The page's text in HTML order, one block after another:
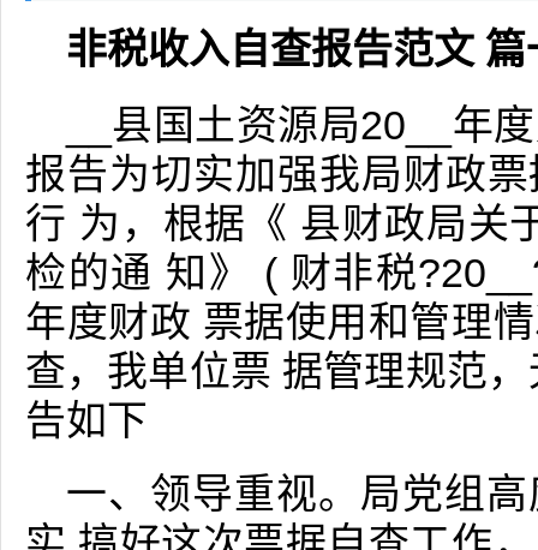
非税收入自查报告范文 篇
__县国土资源局20__年
报告为切实加强我局财政
行 为，根据《 县财政局关
检的通 知》 ( 财非税
年度财政 票据使用和管理
查，我单位票 据管理规范
告如下
一、领导重视。局党组